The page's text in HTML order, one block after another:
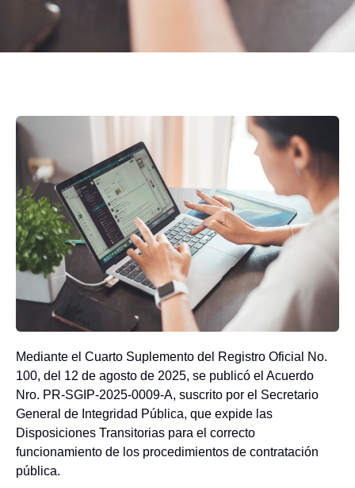
Mediante el Cuarto Suplemento del Registro Oficial No.
100, del 12 de agosto de 2025, se publicó el Acuerdo
Nro. PR-SGIP-2025-0009-A, suscrito por el Secretario
General de Integridad Pública, que expide las
Disposiciones Transitorias para el correcto
funcionamiento de los procedimientos de contratación
pública.